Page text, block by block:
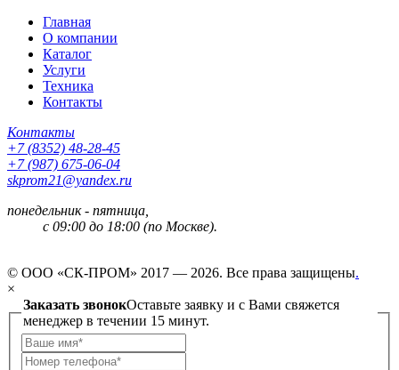
Главная
О компании
Каталог
Услуги
Техника
Контакты
Контакты
+7 (8352) 48-28-45
+7 (987) 675-06-04
skprom21@yandex.ru
понедельник - пятница,
с 09:00 до 18:00 (по Москве).
© ООО «СК-ПРОМ» 2017 — 2026. Все права защищены.
×
Заказать звонокОставьте заявку и с Вами свяжется
менеджер в течении 15 минут.